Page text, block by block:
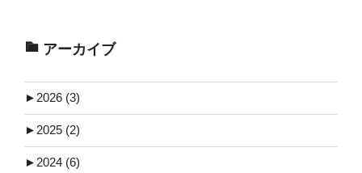
アーカイブ
► 2026 (3)
► 2025 (2)
► 2024 (6)